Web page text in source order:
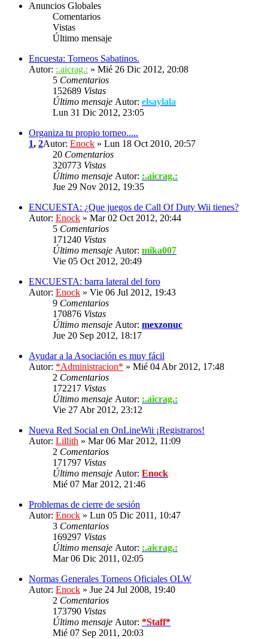
Anuncios Globales
Comentarios
Vistas
Último mensaje
Encuesta: Torneos Sabatinos.
Autor: :.aicrag.: » Mié 26 Dic 2012, 20:08
5 Comentarios
152689 Vistas
Último mensaje Autor: elsaylala
Lun 31 Dic 2012, 23:05
Organiza tu propio torneo.....
1, 2Autor: Enock » Lun 18 Oct 2010, 20:57
20 Comentarios
320773 Vistas
Último mensaje Autor: :.aicrag.:
Jue 29 Nov 2012, 19:35
ENCUESTA: ¿Que juegos de Call Of Duty Wii tienes?
Autor: Enock » Mar 02 Oct 2012, 20:44
5 Comentarios
171240 Vistas
Último mensaje Autor: mika007
Vie 05 Oct 2012, 20:49
ENCUESTA: barra lateral del foro
Autor: Enock » Vie 06 Jul 2012, 19:43
9 Comentarios
170876 Vistas
Último mensaje Autor: mexzonuc
Jue 20 Sep 2012, 18:17
Ayudar a la Asociación es muy fácil
Autor: *Administracion* » Mié 04 Abr 2012, 17:48
2 Comentarios
172217 Vistas
Último mensaje Autor: :.aicrag.:
Vie 27 Abr 2012, 23:12
Nueva Red Social en OnLineWii ¡Registraros!
Autor: Lillith » Mar 06 Mar 2012, 11:09
2 Comentarios
171797 Vistas
Último mensaje Autor: Enock
Mié 07 Mar 2012, 21:46
Problemas de cierre de sesión
Autor: Enock » Lun 05 Dic 2011, 10:47
3 Comentarios
169297 Vistas
Último mensaje Autor: :.aicrag.:
Mar 06 Dic 2011, 02:05
Normas Generales Torneos Oficiales OLW
Autor: Enock » Jue 24 Jul 2008, 19:40
2 Comentarios
173790 Vistas
Último mensaje Autor: *Staff*
Mié 07 Sep 2011, 20:03